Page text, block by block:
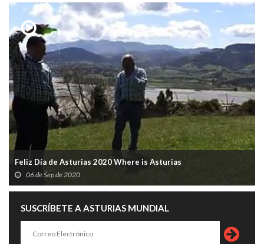
Feliz Día de Asturias 2020 Where is Asturias
06 de Sep de 2020
SUSCRÍBETE A ASTURIAS MUNDIAL